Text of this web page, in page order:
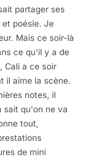
partager ses
poésie. Je
Mais ce soir-là
ce qu'il y a de
Cali a ce soir
il aime la scène.
notes, il
sait qu'on ne va
tout,
de mini